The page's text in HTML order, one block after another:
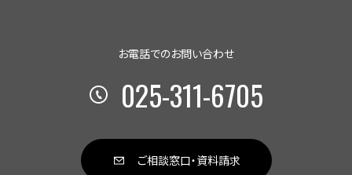
お電話でのお問い合わせ
025-311-6705
ご相談窓口・資料請求